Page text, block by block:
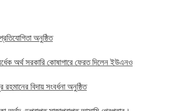
অনুষ্ঠিত
অর্থ সরকারি কোষাগারে ফেরত দিলেন ইউএনও
বিদায় সংবর্ধনা অনুষ্ঠিত